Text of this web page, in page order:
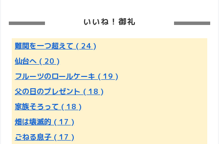
いいね！御礼
難関を一つ超えて ( 24 )
仙台へ ( 20 )
フルーツのロールケーキ ( 19 )
父の日のプレゼント ( 18 )
家族そろって ( 18 )
畑は壊滅的 ( 17 )
ごねる息子 ( 17 )